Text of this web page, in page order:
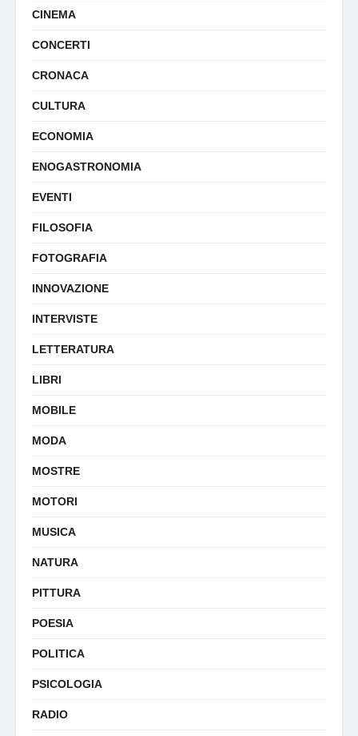
CINEMA
CONCERTI
CRONACA
CULTURA
ECONOMIA
ENOGASTRONOMIA
EVENTI
FILOSOFIA
FOTOGRAFIA
INNOVAZIONE
INTERVISTE
LETTERATURA
LIBRI
MOBILE
MODA
MOSTRE
MOTORI
MUSICA
NATURA
PITTURA
POESIA
POLITICA
PSICOLOGIA
RADIO